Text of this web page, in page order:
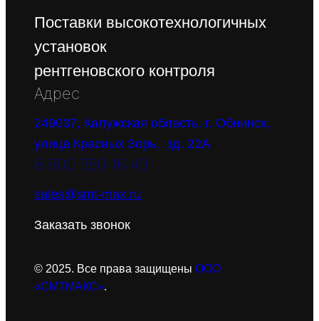
Поставки высокотехнологичных
установок
рентгеновского контроля
Адрес
249037, Калужская область, г. Обнинск,
улица Красных Зорь, зд. 22А
8 800 550 16 49
sales@smt-max.ru
Заказать звонок
© 2025. Все права защищеныООО
«СМТМАКС».